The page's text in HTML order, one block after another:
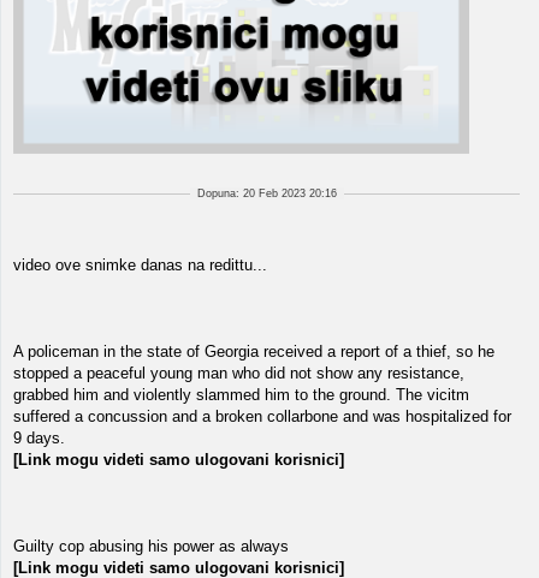
Dopuna: 20 Feb 2023 20:16
video ove snimke danas na redittu...
A policeman in the state of Georgia received a report of a thief, so he
stopped a peaceful young man who did not show any resistance,
grabbed him and violently slammed him to the ground. The vicitm
suffered a concussion and a broken collarbone and was hospitalized for
9 days.
[Link mogu videti samo ulogovani korisnici]
Guilty cop abusing his power as always
[Link mogu videti samo ulogovani korisnici]